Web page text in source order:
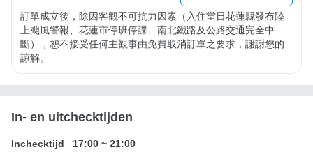
訂單成立後，除因客觀不可抗力因素（入住當日花蓮縣發布陸
上颱風警報、花蓮市停班停課、南北鐵路及公路交通完全中
斷），恕不接受任何主觀事由免費取消訂單之要求，謝謝您的
諒解。
In- en uitchecktijden
Inchecktijd 17:00 ~ 21:00